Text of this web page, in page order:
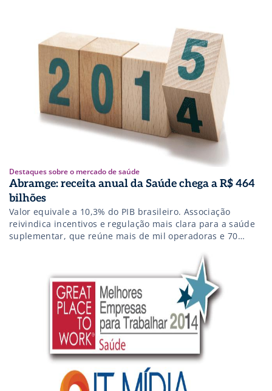
Destaques sobre o mercado de saúde
Abramge: receita anual da Saúde chega a R$ 464
bilhões
Valor equivale a 10,3% do PIB brasileiro. Associação
reivindica incentivos e regulação mais clara para a saúde
suplementar, que reúne mais de mil operadoras e 70